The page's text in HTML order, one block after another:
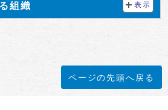
組織 表示
ページの先頭へ戻る